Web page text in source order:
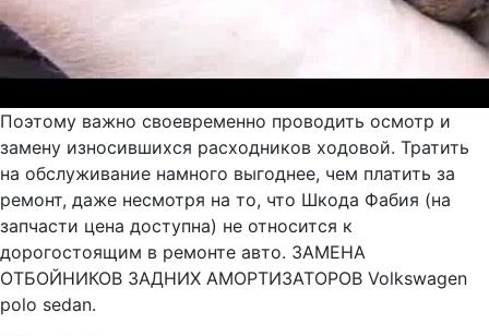
Поэтому важно своевременно проводить осмотр и
замену износившихся расходников ходовой. Тратить
на обслуживание намного выгоднее, чем платить за
ремонт, даже несмотря на то, что Шкода Фабия (на
запчасти цена доступна) не относится к
дорогостоящим в ремонте авто. ЗАМЕНА
ОТБОЙНИКОВ ЗАДНИХ АМОРТИЗАТОРОВ Volkswagen
polo sedan.